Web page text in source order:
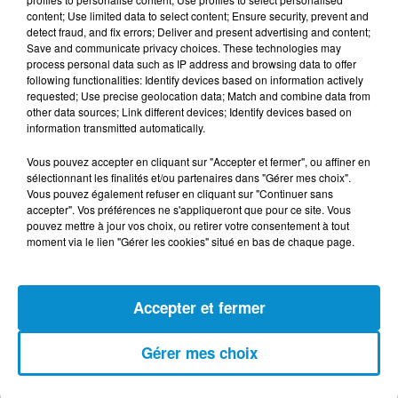
au visage et sur le corps."
Le journaliste Anis Chelouche a indiqué à Amnesty
International que la police lui avait asséné des coups de
matraque alors qu’il couvrait les manifestations, ce qui
lui avait provoqué des ecchymoses aux bras et aux
jambes. Il leur avait montré sa carte de presse mais cela
n’avait fait, semble-t-il, qu’accentuer leur colère. Un
policier lui a dit de ne publier sur les réseaux sociaux
aucune vidéo montrant du sang.
Sur des images alarmantes filmées pendant la
Sur l’une des vidéos (consultable ci-dessous), un cordon
de police avance vers un groupe de manifestants pour
les repousser. Alors que ces personnes n’opposent
content; Use limited data to select content; Ensure security, prevent and
detect fraud, and fix errors; Deliver and present advertising and content;
Save and communicate privacy choices. These technologies may
process personal data such as IP address and browsing data to offer
following functionalities: Identify devices based on information actively
requested; Use precise geolocation data; Match and combine data from
other data sources; Link different devices; Identify devices based on
information transmitted automatically.
Vous pouvez accepter en cliquant sur "Accepter et fermer", ou affiner en
sélectionnant les finalités et/ou partenaires dans "Gérer mes choix".
Vous pouvez également refuser en cliquant sur "Continuer sans
accepter". Vos préférences ne s'appliqueront que pour ce site. Vous
pouvez mettre à jour vos choix, ou retirer votre consentement à tout
moment via le lien "Gérer les cookies" situé en bas de chaque page.
Gérer mes choix
Accepter et fermer